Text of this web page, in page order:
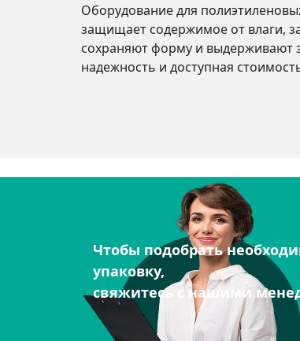
Оборудование для
защищает содержимое от влаги,
сохраняют форму и выдерживают
надежность и доступная
Чтобы подобрать
упаковку,
свяжитесь с нашими